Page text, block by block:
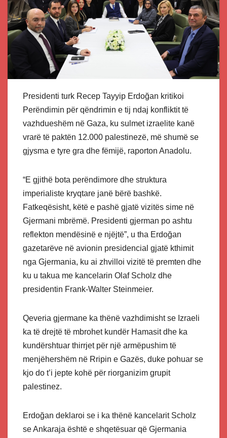
Presidenti turk Recep Tayyip Erdoğan kritikoi
Perëndimin për qëndrimin e tij ndaj konfliktit të
vazhdueshëm në Gaza, ku sulmet izraelite kanë
vrarë të paktën 12.000 palestinezë, më shumë se
gjysma e tyre gra dhe fëmijë, raporton Anadolu.
“E gjithë bota perëndimore dhe struktura
imperialiste kryqtare janë bërë bashkë.
Fatkeqësisht, këtë e pashë gjatë vizitës sime në
Gjermani mbrëmë. Presidenti gjerman po ashtu
reflekton mendësinë e njëjtë”, u tha Erdoğan
gazetarëve në avionin presidencial gjatë kthimit
nga Gjermania, ku ai zhvilloi vizitë të premten dhe
ku u takua me kancelarin Olaf Scholz dhe
presidentin Frank-Walter Steinmeier.
Qeveria gjermane ka thënë vazhdimisht se Izraeli
ka të drejtë të mbrohet kundër Hamasit dhe ka
kundërshtuar thirrjet për një armëpushim të
menjëhershëm në Rripin e Gazës, duke pohuar se
kjo do t’i jepte kohë për riorganizim grupit
palestinez.
Erdoğan deklaroi se i ka thënë kancelarit Scholz
se Ankaraja është e shqetësuar që Gjermania